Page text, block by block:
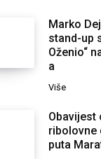
Marko
stand-up
Oženio“
a
Više
Obavijest
ribolovne
puta